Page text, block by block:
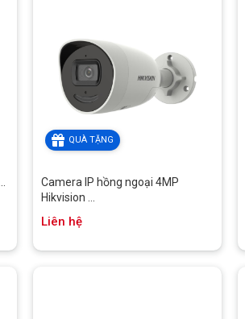
QUÀ TẶNG
Camera IP hồng ngoại 4MP
Hikvision ...
Liên hệ